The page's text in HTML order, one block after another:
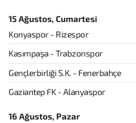
15 Ağustos, Cumartesi
Konyaspor - Rizespor
Kasımpaşa - Trabzonspor
Gençlerbirliği S.K. - Fenerbahçe
Gaziantep FK - Alanyaspor
16 Ağustos, Pazar